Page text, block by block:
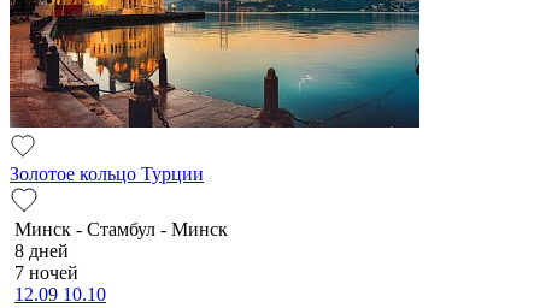
Золотое кольцо Турции
Минск - Стамбул - Минск
8 дней
7 ночей
12.09 10.10